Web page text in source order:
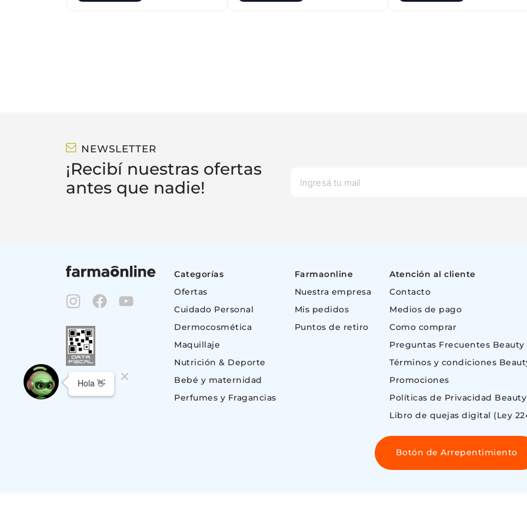
NEWSLETTER
¡Recibí nuestras ofertas
antes que nadie!
Categorías
Ofertas
Cuidado Personal
Dermocosmética
Maquillaje
Nutrición & Deporte
Bebé y maternidad
Perfumes y Fragancias
Farmaonline
Nuestra empresa
Mis pedidos
Puntos de retiro
Atención al cliente
Contacto
Medios de pago
Como comprar
Preguntas Frecuentes Beauty
Términos y condiciones
Promociones
Políticas de Privacidad Beauty
Libro de quejas digital (Ley
Botón de Arrepentimiento